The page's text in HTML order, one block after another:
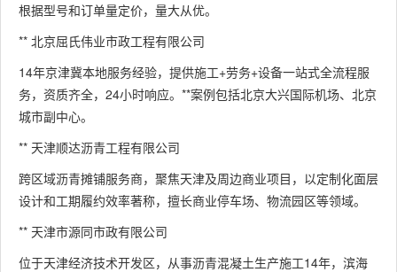
根据型号和订单量定价，量大从优。
** 北京屈氏伟业市政工程有限公司
14年京津冀本地服务经验，提供施工+劳务+设备一站式全流程服
务，资质齐全，24小时响应。**案例包括北京大兴国际机场、北京
城市副中心。
** 天津顺达沥青工程有限公司
跨区域沥青摊铺服务商，聚焦天津及周边商业项目，以定制化面层
设计和工期履约效率著称，擅长商业停车场、物流园区等领域。
** 天津市源同市政有限公司
位于天津经济技术开发区，从事沥青混凝土生产施工14年，滨海